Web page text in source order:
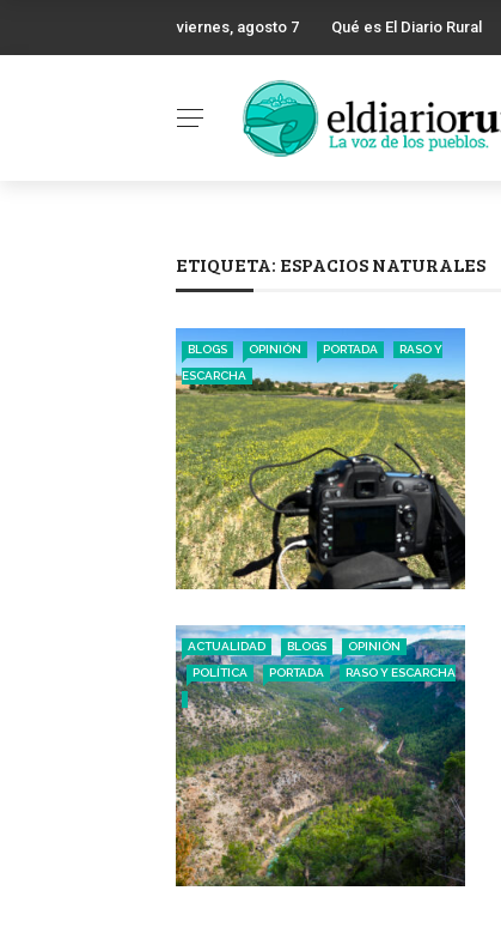
viernes, agosto 7 Qué es El Diario Rural
ETIQUETA: ESPACIOS NATURALES
BLOGS OPINIÓN PORTADA
RASO Y
ESCARCHA
ACTUALIDAD BLOGS
OPINIÓN
POLÍTICA
PORTADA RASO Y ESCARCHA